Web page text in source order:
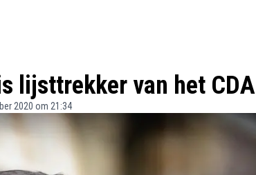
lijsttrekker van het CDA
2020 om 21:34